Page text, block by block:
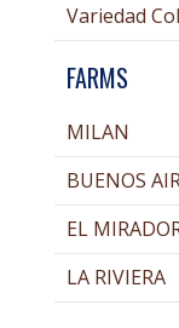
Variedad
FARMS
MILAN
BUENOS
EL
LA RIVIERA